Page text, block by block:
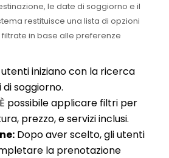
le date di soggiorno e il
restituisce una lista di opzioni
in base alle preferenze
utenti iniziano con la ricerca
soggiorno.
È possibile applicare filtri per
prezzo, e servizi inclusi.
Dopo aver scelto, gli utenti
la prenotazione